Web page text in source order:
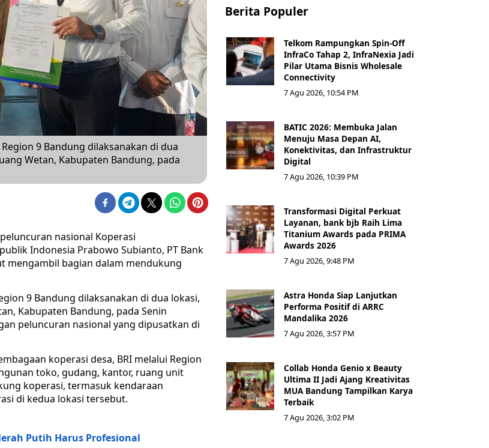
9 Bandung dilaksanakan di dua
Wetan, Kabupaten Bandung, pada
nasional Koperasi
Indonesia Prabowo Subianto, PT Bank
mengambil bagian dalam mendukung
9 Bandung dilaksanakan di dua lokasi,
Kabupaten Bandung, pada Senin
peluncuran nasional yang dipusatkan di
koperasi desa, BRI melalui Region
toko, gudang, kantor, ruang unit
koperasi, termasuk kendaraan
di kedua lokasi tersebut.
Putih Harus Profesional
Berita Populer
Telkom Rampungkan Spin-Off
InfraCo Tahap 2, InfraNexia Jadi
Pilar Utama Bisnis Wholesale
Connectivity
7 Agu 2026, 10:54 PM
BATIC 2026: Membuka Jalan
Menuju Masa Depan AI,
Konektivitas, dan Infrastruktur
Digital
7 Agu 2026, 10:39 PM
Transformasi Digital Perkuat
Layanan, bank bjb Raih Lima
Titanium Awards pada PRIMA
Awards 2026
7 Agu 2026, 9:48 PM
Astra Honda Siap Lanjutkan
Performa Positif di ARRC
Mandalika 2026
7 Agu 2026, 3:57 PM
Collab Honda Genio x Beauty
Ultima II Jadi Ajang Kreativitas
MUA Bandung Tampilkan Karya
Terbaik
7 Agu 2026, 3:02 PM